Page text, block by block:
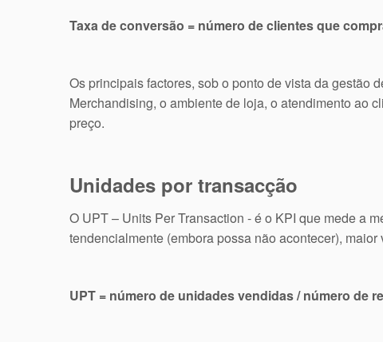
Taxa de conversão = número de clientes que
Os principais factores, sob o ponto de vista da gestão
Merchandising, o ambiente de loja, o atendimento ao
preço.
Unidades por transacção
O UPT – Units Per Transaction - é o KPI que mede a
tendencialmente (embora possa não acontecer),
UPT = número de unidades vendidas / número de